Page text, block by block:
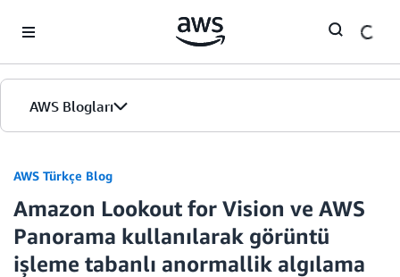
AWS Blogları
Sürümler
AWS Türkçe Blog
Amazon Lookout for Vision ve AWS
Panorama kullanılarak görüntü
işleme tabanlı anormallik algılama